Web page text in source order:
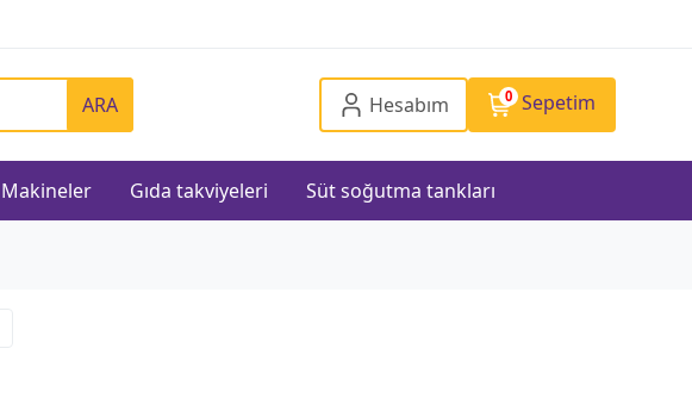
ARA Hesabım 0 Sepetim
Makineler Gıda takviyeleri Süt soğutma tankları